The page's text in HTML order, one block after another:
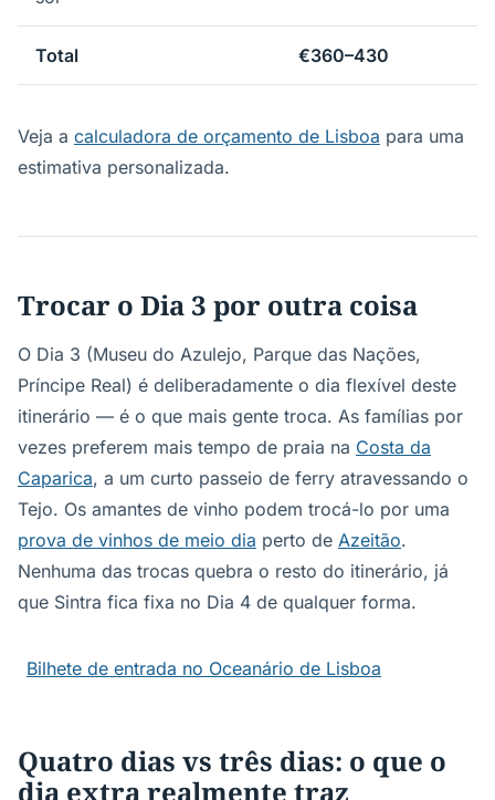
Total €360–430
Veja a calculadora de orçamento de Lisboa para uma
estimativa personalizada.
Trocar o Dia 3 por outra coisa
O Dia 3 (Museu do Azulejo, Parque das Nações,
Príncipe Real) é deliberadamente o dia flexível deste
itinerário — é o que mais gente troca. As famílias por
vezes preferem mais tempo de praia na Costa da
Caparica, a um curto passeio de ferry atravessando o
Tejo. Os amantes de vinho podem trocá-lo por uma
prova de vinhos de meio dia perto de Azeitão.
Nenhuma das trocas quebra o resto do itinerário, já
que Sintra fica fixa no Dia 4 de qualquer forma.
Bilhete de entrada no Oceanário de Lisboa
Quatro dias vs três dias: o que o
dia extra realmente traz